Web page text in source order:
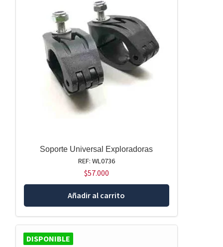
Soporte Universal Exploradoras
REF: WL0736
$57.000
Añadir al carrito
DISPONIBLE